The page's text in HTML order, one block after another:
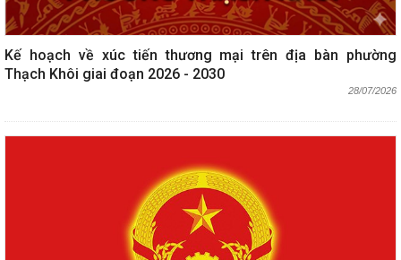
Kế hoạch về xúc tiến thương mại trên địa bàn phường
Thạch Khôi giai đoạn 2026 - 2030
28/07/2026